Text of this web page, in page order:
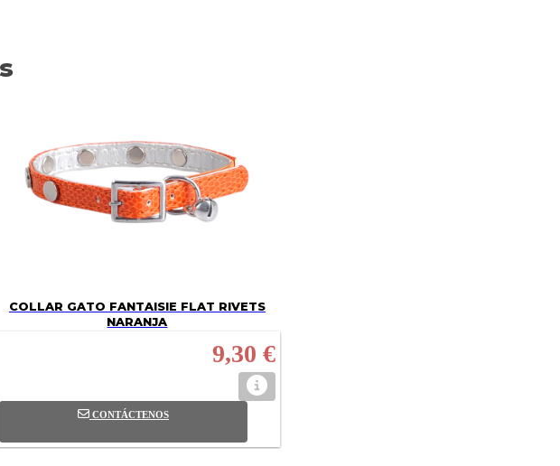
COLLAR GATO FANTAISIE FLAT RIVETS
NARANJA
9,30 €
CONTÁCTENOS